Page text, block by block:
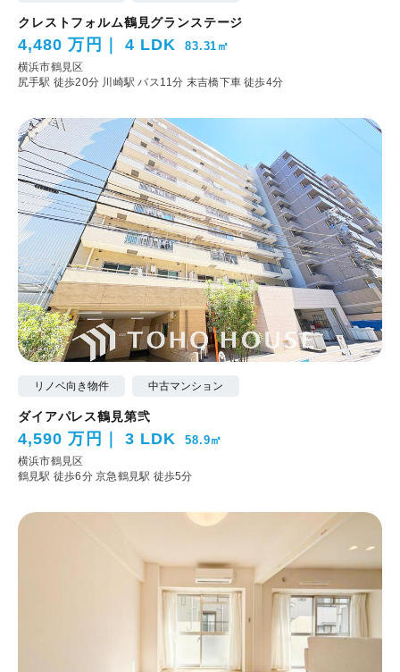
クレストフォルム鶴見グランステージ
4,480 万円 4 LDK 83.31㎡
横浜市鶴見区
尻手駅 徒歩20分 川崎駅 バス11分 末吉橋下車 徒歩4分
リノベ向き物件 中古マンション
ダイアパレス鶴見第弐
4,590 万円 3 LDK 58.9㎡
横浜市鶴見区
鶴見駅 徒歩6分京急鶴見駅 徒歩5分